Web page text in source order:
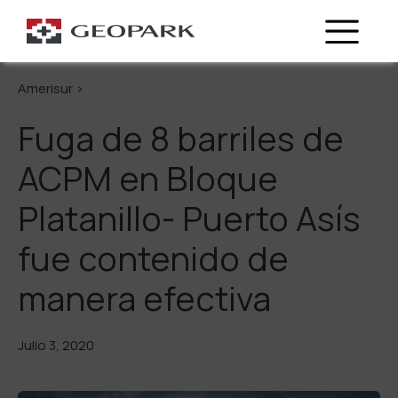
Regresa
Amerisur >
Fuga de 8 barriles de
ACPM en Bloque
Platanillo- Puerto Asís
fue contenido de
manera efectiva
Julio 3, 2020